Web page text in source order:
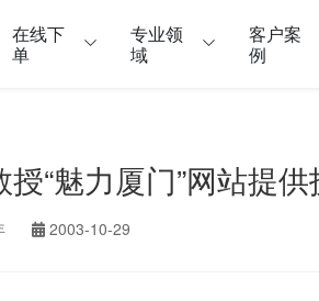
在线下
单
专业领
域
客户案
例
“魅力厦门”网站提
2003-10-29